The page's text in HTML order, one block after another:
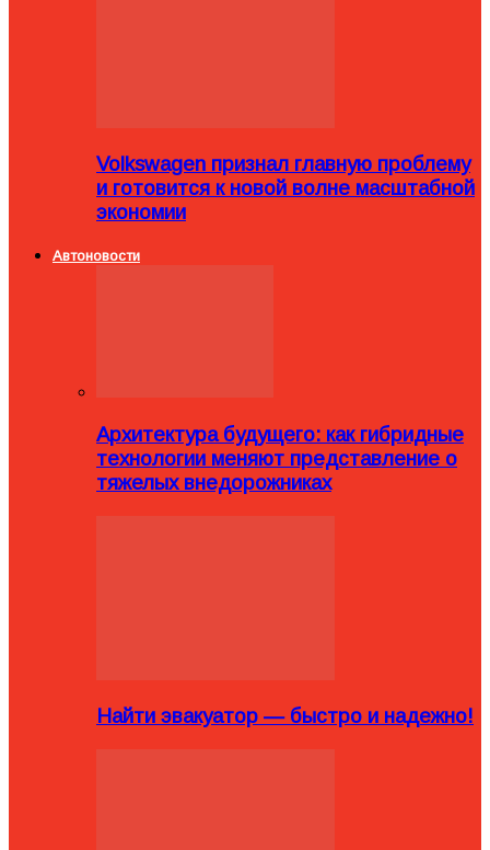
Volkswagen признал главную проблему
и готовится к новой волне масштабной
экономии
Автоновости
Архитектура будущего: как гибридные
технологии меняют представление о
тяжелых внедорожниках
Найти эвакуатор — быстро и надежно!